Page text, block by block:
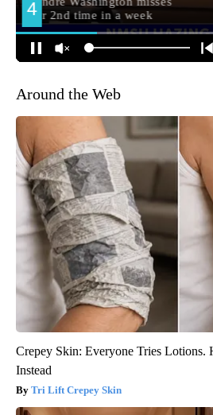
Around the Web
Crepey Skin: Everyone Tries Lotions.
Instead
Tri Lift Crepey Skin